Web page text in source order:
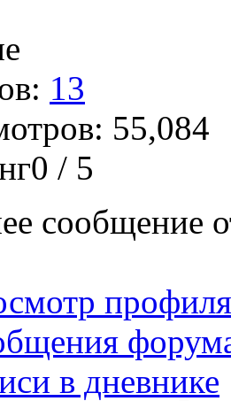
13
55,084
/ 5
сообщение
профиля
в дневнике